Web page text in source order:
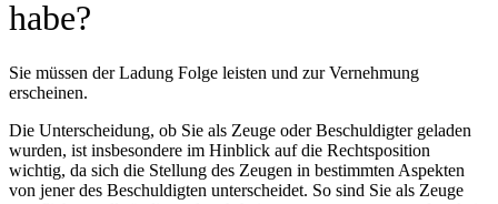
habe?
Sie müssen der Ladung Folge leisten und zur Vernehmung
erscheinen.
Die Unterscheidung, ob Sie als Zeuge oder Beschuldigter geladen
wurden, ist insbesondere im Hinblick auf die Rechtsposition
wichtig, da sich die Stellung des Zeugen in bestimmten Aspekten
von jener des Beschuldigten unterscheidet. So sind Sie als Zeuge